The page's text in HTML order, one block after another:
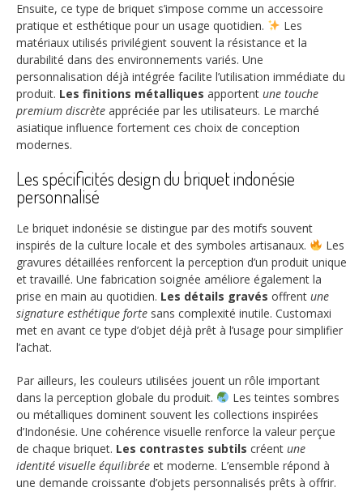
Ensuite, ce type de briquet s’impose comme un accessoire
pratique et esthétique pour un usage quotidien.
Les
matériaux utilisés privilégient souvent la résistance et la
durabilité dans des environnements variés. Une
personnalisation déjà intégrée facilite l’utilisation immédiate du
produit. Les finitions métalliques apportent une touche
premium discrète appréciée par les utilisateurs. Le marché
asiatique influence fortement ces choix de conception
modernes.
Les spécificités design du briquet indonésie
personnalisé
Le briquet indonésie se distingue par des motifs souvent
inspirés de la culture locale et des symboles artisanaux.
Les
gravures détaillées renforcent la perception d’un produit unique
et travaillé. Une fabrication soignée améliore également la
prise en main au quotidien. Les détails gravés offrent une
signature esthétique forte sans complexité inutile. Customaxi
met en avant ce type d’objet déjà prêt à l’usage pour simplifier
l’achat.
Par ailleurs, les couleurs utilisées jouent un rôle important
dans la perception globale du produit.
Les teintes sombres
ou métalliques dominent souvent les collections inspirées
d’Indonésie. Une cohérence visuelle renforce la valeur perçue
de chaque briquet. Les contrastes subtils créent une
identité visuelle équilibrée et moderne. L’ensemble répond à
une demande croissante d’objets personnalisés prêts à offrir.